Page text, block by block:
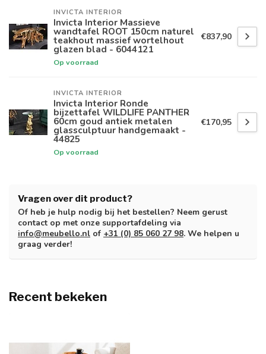
INVICTA INTERIOR
Invicta Interior Massieve
wandtafel ROOT 150cm naturel
teakhout massief wortelhout
glazen blad - 6044121
Op voorraad
€837,90
INVICTA INTERIOR
Invicta Interior Ronde
bijzettafel WILDLIFE PANTHER
60cm goud antiek metalen
glassculptuur handgemaakt -
44825
Op voorraad
€170,95
Vragen over dit product?
Of heb je hulp nodig bij het bestellen? Neem gerust
contact op met onze supportafdeling via
info@meubello.nl of +31 (0) 85 060 27 98. We helpen u
graag verder!
Recent bekeken